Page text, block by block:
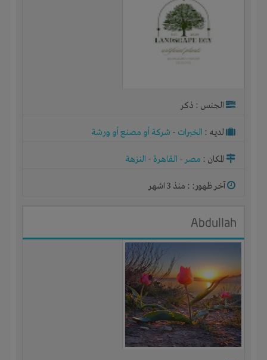
الجنس : ذكر
لديـه : الخبرات - شركة أو مصنع أو ورشة
المكان : مصر- القاهرة - النزهة
آخر ظهور: : منذ 3 اشهر
Abdullah